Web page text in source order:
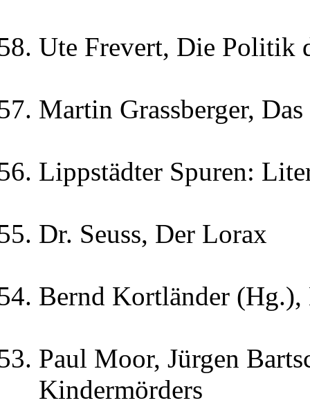
Ute Frevert, Die Politik
Martin Grassberger,
Lippstädter Spuren:
Dr. Seuss, Der Lorax
Bernd Kortländer
Paul Moor, Jürgen
Kindermörders